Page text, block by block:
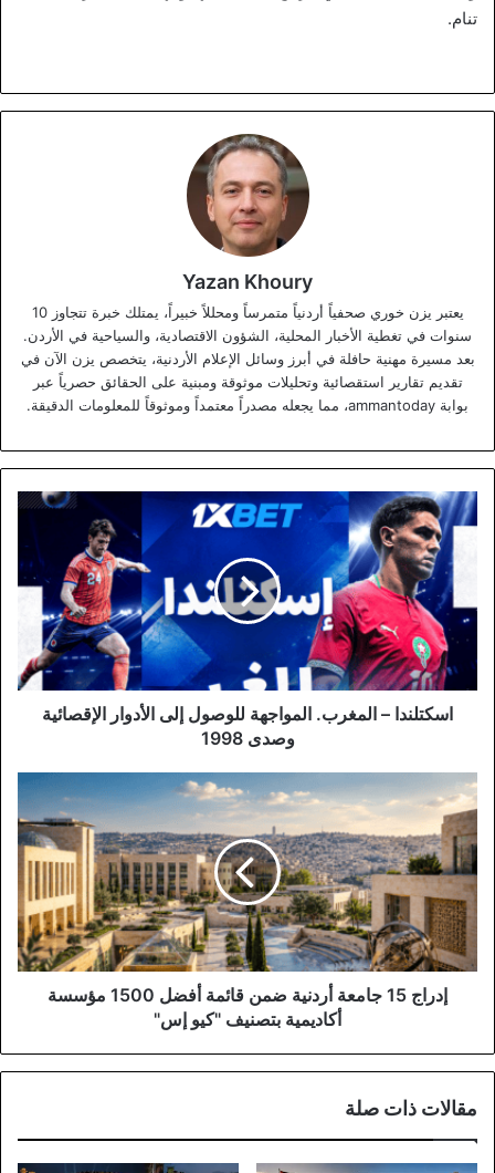
تنام.
Yazan Khoury
يعتبر يزن خوري صحفياً أردنياً متمرساً ومحللاً خبيراً، يمتلك خبرة تتجاوز 10
سنوات في تغطية الأخبار المحلية، الشؤون الاقتصادية، والسياحية في الأردن.
بعد مسيرة مهنية حافلة في أبرز وسائل الإعلام الأردنية، يتخصص يزن الآن في
تقديم تقارير استقصائية وتحليلات موثوقة ومبنية على الحقائق حصرياً عبر
بوابة ammantoday، مما يجعله مصدراً معتمداً وموثوقاً للمعلومات الدقيقة.
اسكتلندا
–
المغرب.
المواجهة
للوصول
إلى
الأدوار
الإقصائية
وصدى
1998اسكتلندا – المغرب. المواجهة للوصول إلى الأدوار الإقصائية
وصدى 1998
إدراج
15
جامعة
أردنية
ضمن
قائمة
أفضل
1500
مؤسسة
أكاديمية
إدراج 15 جامعة أردنية ضمن قائمة أفضل 1500 مؤسسة
أكاديمية بتصنيف "كيو إس"
مقالات ذات صلة